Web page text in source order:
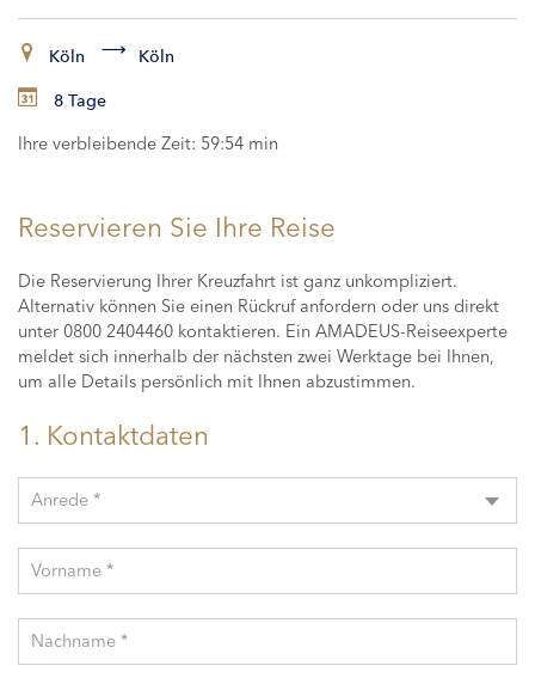
Köln Köln
8 Tage
Ihre verbleibende Zeit: 59:53 min
Reservieren Sie Ihre Reise
Die Reservierung Ihrer Kreuzfahrt ist ganz unkompliziert.
Alternativ können Sie einen Rückruf anfordern oder uns direkt
unter 0800 2404460 kontaktieren. Ein AMADEUS-Reiseexperte
meldet sich innerhalb der nächsten zwei Werktage bei Ihnen,
um alle Details persönlich mit Ihnen abzustimmen.
1. Kontaktdaten
Anrede *
Vorname *
Nachname *